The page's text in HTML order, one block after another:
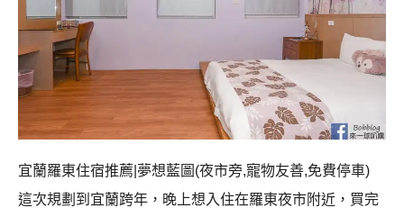
宜蘭羅東住宿推薦|夢想藍圖(夜市旁,寵物友善,免費停車)
這次規劃到宜蘭跨年，晚上想入住在羅東夜市附近，買完